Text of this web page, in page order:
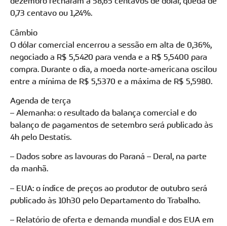
0,73 centavo ou 1,24%.
Câmbio
O dólar comercial encerrou a sessão em alta de 0,36%,
negociado a R$ 5,5420 para venda e a R$ 5,5400 para
compra. Durante o dia, a moeda norte-americana oscilou
entre a mínima de R$ 5,5370 e a máxima de R$ 5,5980.
Agenda de terça
– Alemanha: o resultado da balança comercial e do
balanço de pagamentos de setembro será publicado às
4h pelo Destatis.
– Dados sobre as lavouras do Paraná – Deral, na parte
da manhã.
– EUA: o índice de preços ao produtor de outubro será
publicado às 10h30 pelo Departamento do Trabalho.
– Relatório de oferta e demanda mundial e dos EUA em